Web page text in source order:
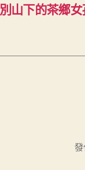
山下的茶鄉